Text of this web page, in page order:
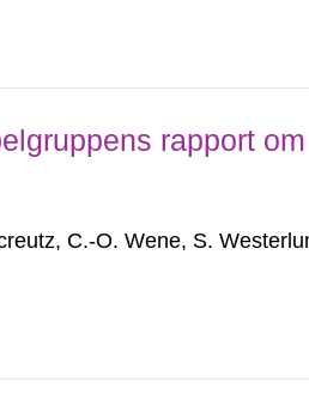
rapport
C.-O. Wene, S.